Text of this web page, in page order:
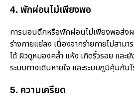
4. พักผ่อนไม่เพียงพอ
การนอนดึกหรือพักผ่อนไม่เพียงพอส่งผ
ร่างกายแย่ลง เนื่องจากร่ายกายไม่สาม
ได้ ผิวดูหมองคล้ำ แห้ง เกิดริ้วรอย และยั
ระบบทางเดินหายใจ และระบบภูมิคุ้มกั
5. ความเครียด